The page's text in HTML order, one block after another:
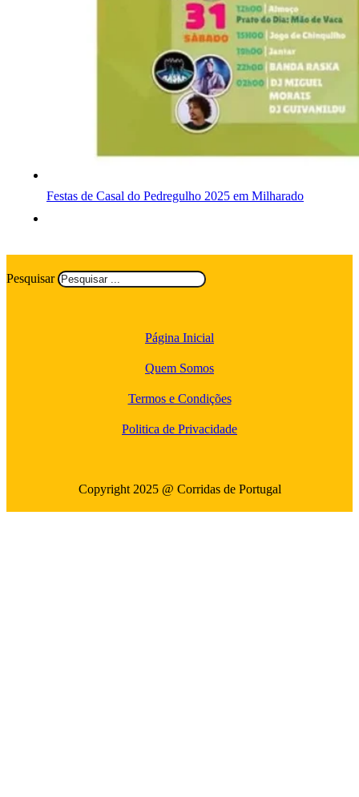
Festas de Casal do Pedregulho 2025 em Milharado
Pesquisar
Página Inicial
Quem Somos
Termos e Condições
Politica de Privacidade
Copyright 2025 @ Corridas de Portugal